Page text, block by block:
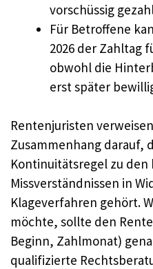
vorschüssig
Für Betroffene
2026 der Zahltag
obwohl die
erst später
Rentenjuristen
Zusammenhang darauf,
Kontinuitätsregel zu den
Missverständnissen in
Klageverfahren gehört.
möchte, sollte den
Beginn, Zahlmonat)
qualifizierte